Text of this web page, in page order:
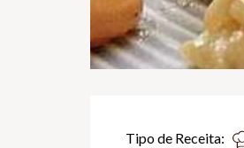
Tipo de Receita: